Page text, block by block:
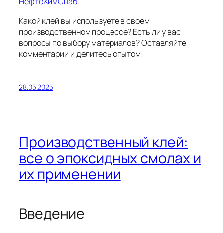
Какой клей вы используете в своем
производственном процессе? Есть ли у вас
вопросы по выбору материалов? Оставляйте
комментарии и делитесь опытом!
28.05.2025
Производственный клей:
все о эпоксидных смолах и
их применении
Введение